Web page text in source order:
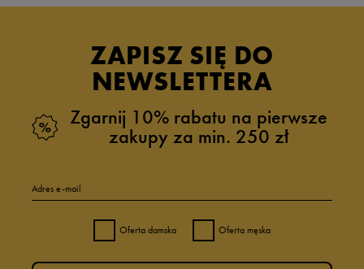
ZAPISZ SIĘ DO
NEWSLETTERA
Zgarnij 10% rabatu na pierwsze
zakupy za min. 250 zł
Adres e-mail
Oferta damska Oferta męska